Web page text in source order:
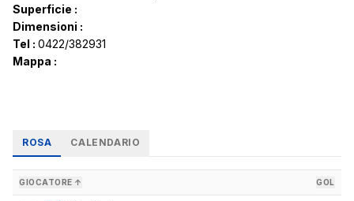
Superficie :
Dimensioni :
Tel : 0422/382931
Mappa :
ROSA CALENDARIO
GIOCATORE ↑ GOL